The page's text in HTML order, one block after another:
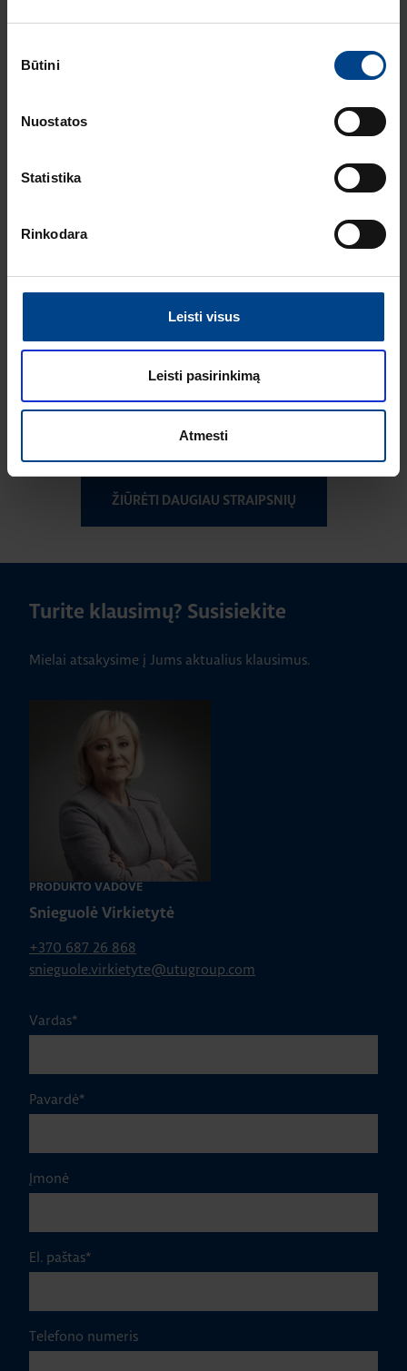
pasirinkimas
Būtini
Nuostatos
Statistika
Rinkodara
Leisti visus
Leisti pasirinkimą
Atmesti
HAGER elektros
parodoje
Skaitymo laikas: 2
Berker W.1 cubyko:
ilgaamžiškumas ir
tvarumas viename
ŽIŪRĖTI DAUGIAU STRAIPSNIŲ
Turite klausimų? Susisiekite
Mielai atsakysime į Jums aktualius klausimus.
PRODUKTO VADOVĖ
Snieguolė Virkietytė
+370 687 26 868
snieguole.virkietyte@utugroup.com
Vardas*
Pavardė*
Įmonė
El. paštas*
Telefono numeris